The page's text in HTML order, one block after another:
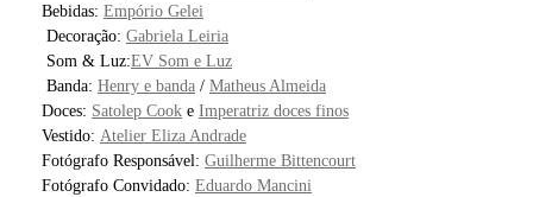
Bebidas: Empório Gelei
Decoração: Gabriela Leiria
Som & Luz:EV Som e Luz
Banda: Henry e banda / Matheus Almeida
Doces: Satolep Cook e Imperatriz doces finos
Vestido: Atelier Eliza Andrade
Fotógrafo Responsável: Guilherme Bittencourt
Fotógrafo Convidado: Eduardo Mancini